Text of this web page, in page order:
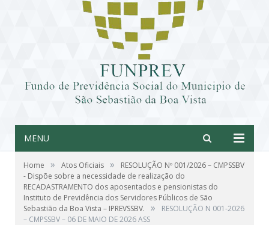
MENU
Home » Atos Oficiais »
RESOLUÇÃO Nº 001/2026 – CMPSSBV
- Dispõe sobre a necessidade de realização do
RECADASTRAMENTO dos aposentados e pensionistas do
Instituto de Previdência dos Servidores Públicos de São
Sebastião da Boa Vista – IPREVSSBV.
»
RESOLUÇÃO N 001-2026
– CMPSSBV – 06 DE MAIO DE 2026 ASS